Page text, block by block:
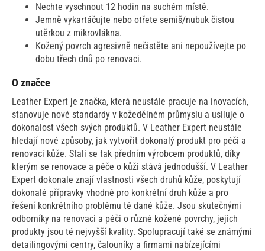
Nechte vyschnout 12 hodin na suchém místě.
Jemně vykartáčujte nebo otřete semiš/nubuk čistou
utěrkou z mikrovlákna.
Kožený povrch agresivně nečistěte ani nepoužívejte po
dobu třech dnů po renovaci.
O značce
Leather Expert je značka, která neustále pracuje na inovacích,
stanovuje nové standardy v kožedělném průmyslu a usiluje o
dokonalost všech svých produktů. V Leather Expert neustále
hledají nové způsoby, jak vytvořit dokonalý produkt pro péči a
renovaci kůže. Stali se tak předním výrobcem produktů, díky
kterým se renovace a péče o kůži stává jednodušší. V Leather
Expert dokonale znají vlastnosti všech druhů kůže, poskytují
dokonalé přípravky vhodné pro konkrétní druh kůže a pro
řešení konkrétního problému té dané kůže. Jsou skutečnými
odborníky na renovaci a péči o různé kožené povrchy, jejich
produkty jsou té nejvyšší kvality. Spolupracují také se známými
detailingovými centry, čalouníky a firmami nabízejícími